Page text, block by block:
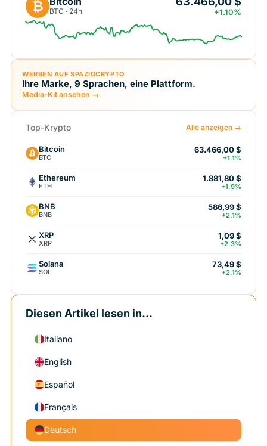
₿ BTC · 24h +1.10%
WERBEN AUF SPAZIOCRYPTO
Ihre Marke, 9 Sprachen, eine Plattform.
Media-Kit ansehen →
Top-Krypto Alle anzeigen →
Bitcoin
BTC
63.466,00 $
+1.1%
Ethereum
ETH
1.881,80 $
+1.9%
BNB
BNB
586,99 $
+2.1%
XRP
XRP
1,09 $
+2.3%
Solana
SOL
73,49 $
+2.1%
Diesen Artikel lesen in...
Italiano
English
Español
Français
Deutsch